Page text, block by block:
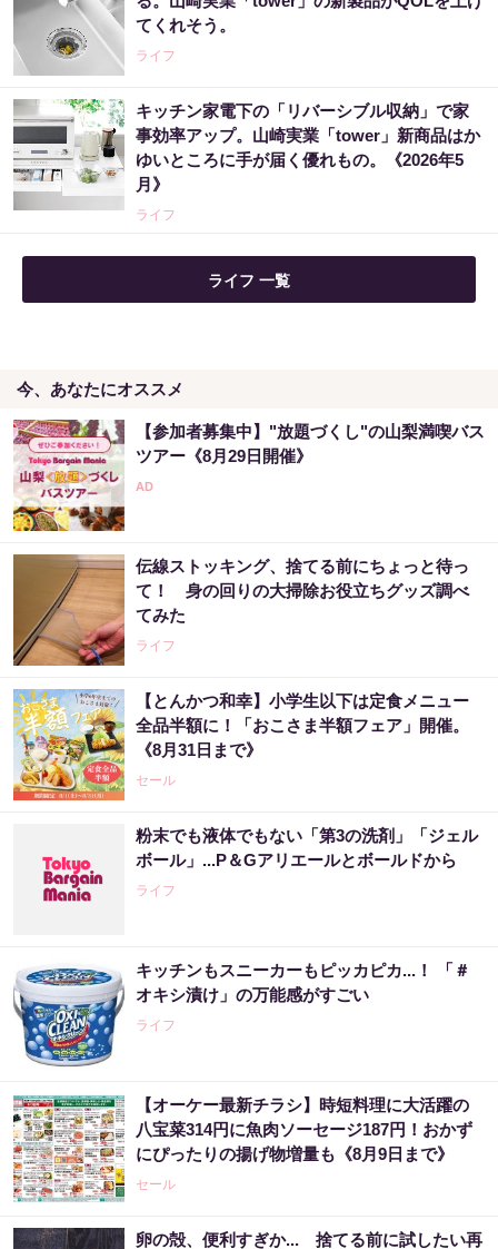
てくれそう。
ライフ
キッチン家電下の「リバーシブル収納」で家
事効率アップ。山崎実業「tower」新商品はか
ゆいところに手が届く優れもの。《2026年5
月》
ライフ
ライフ 一覧
今、あなたにオススメ
【参加者募集中】"放題づくし"の山梨満喫バス
ツアー《8月29日開催》
伝線ストッキング、捨てる前にちょっと待っ
て！ 身の回りの大掃除お役立ちグッズ調べ
てみた
ライフ
【とんかつ和幸】小学生以下は定食メニュー
全品半額に！「おこさま半額フェア」開催。
《8月31日まで》
セール
粉末でも液体でもない「第3の洗剤」「ジェル
ボール」...P＆Gアリエールとボールドから
ライフ
キッチンもスニーカーもピッカピカ...！ 「＃
オキシ漬け」の万能感がすごい
ライフ
【オーケー最新チラシ】時短料理に大活躍の
八宝菜314円に魚肉ソーセージ187円！おかず
にぴったりの揚げ物増量も《8月9日まで》
セール
卵の殻、便利すぎか... 捨てる前に試したい再